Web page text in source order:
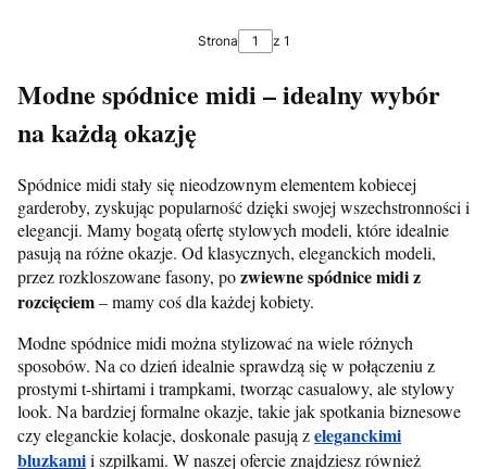
Strona z 1
Modne spódnice midi – idealny wybór
na każdą okazję
Spódnice midi stały się nieodzownym elementem kobiecej
garderoby, zyskując popularność dzięki swojej wszechstronności i
elegancji. Mamy bogatą ofertę stylowych modeli, które idealnie
pasują na różne okazje. Od klasycznych, eleganckich modeli,
przez rozkloszowane fasony, pozwiewne spódnice midi z
rozcięciem– mamy coś dla każdej kobiety.
Modne spódnice midi można stylizować na wiele różnych
sposobów. Na co dzień idealnie sprawdzą się w połączeniu z
prostymi t-shirtami i trampkami, tworząc casualowy, ale stylowy
look. Na bardziej formalne okazje, takie jak spotkania biznesowe
czy eleganckie kolacje, doskonale pasują zeleganckimi
bluzkamii szpilkami. W naszej ofercie znajdziesz również